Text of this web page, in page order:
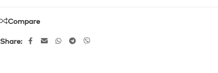
Compare
Share: